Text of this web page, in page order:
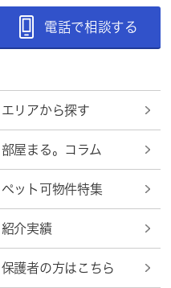
電話で相談する
エリアから探す
部屋まる。コラム
ペット可物件特集
紹介実績
保護者の方はこちら